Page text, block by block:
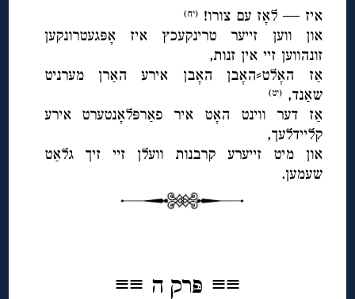
איז — לאָז עם צורו!(יח)
און ווען זייער טרינקעכץ איז אָפּגעטרונקען
זונהווען זיי אין זנות,
אַז האָלט⸗האָבן האָבן אירע האַרן מערניט
שאַנד,(יט)
אַז דער ווינט האָט איר פאַרפּלאָנטערט אירע
קליידלעך,
און מיט זייערע קרבנות וועלן זיי זיך גלאַט
שעמען.
≡≡ פּרק ה ≡≡